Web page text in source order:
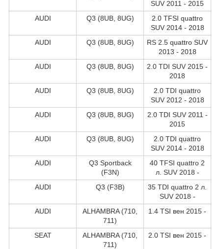
SUV 2011 - 2015
AUDI
Q3 (8UB, 8UG)
2.0 TFSI quattro
SUV 2014 - 2018
AUDI
Q3 (8UB, 8UG)
RS 2.5 quattro SUV
2013 - 2018
AUDI
Q3 (8UB, 8UG)
2.0 TDI SUV 2015 -
2018
AUDI
Q3 (8UB, 8UG)
2.0 TDI quattro
SUV 2012 - 2018
AUDI
Q3 (8UB, 8UG)
2.0 TDI SUV 2011 -
2015
AUDI
Q3 (8UB, 8UG)
2.0 TDI quattro
SUV 2014 - 2018
AUDI
Q3 Sportback
(F3N)
40 TFSI quattro 2
л. SUV 2018 -
AUDI
Q3 (F3B)
35 TDI quattro 2 л.
SUV 2018 -
AUDI
ALHAMBRA (710,
711)
1.4 TSI вен 2015 -
SEAT
ALHAMBRA (710,
711)
2.0 TSI вен 2015 -